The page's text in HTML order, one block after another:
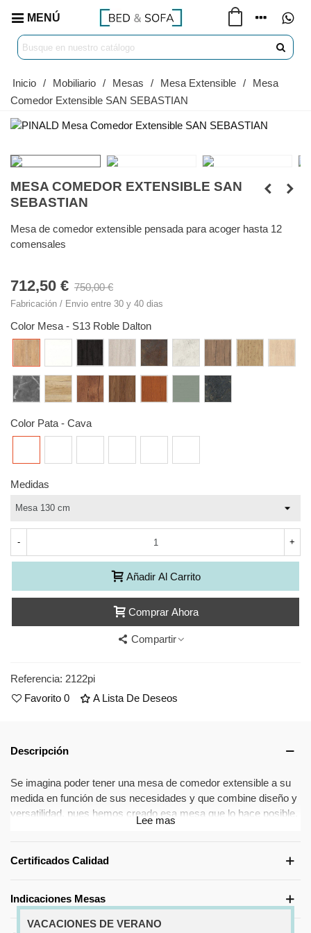
MENÚ
Inicio / Mobiliario / Mesas / Mesa Extensible /
Mesa
Comedor Extensible SAN SEBASTIAN
MESA COMEDOR EXTENSIBLE SAN
SEBASTIAN
Mesa de comedor extensible pensada para acoger hasta 12
comensales
712,50 € 750,00 €
Fabricación / Envio entre 30 y 40 dias
Color Mesa - S13 Roble Dalton
Roble
Dalton poro
azabacheNatural
S51
Oxido
S41
Blanco
piedra
S42
Olmo
sabi
S43
Roble
S39
Gris
S26
Roble
S30
Wild
S19
S53
Piedra
Color Pata - Cava
Medidas
- +
Añadir Al Carrito
Comprar Ahora
Compartir
Referencia: 2122pi
Favorito 0 A Lista De Deseos
Descripción
Se imagina poder tener una mesa de comedor extensible a su
medida en función de sus necesidades y que combine diseño y
versatilidad, pues hemos creado esa mesa que lo hace posible,
verdadero mueble inteligente multifuncional.
comedor de hasta 250 cm de largo (mesa de 160 cm)
El principio es muy sencillo: La mesa incorpora 2 extensiones
Lee mas
Certificados Calidad
Indicaciones Mesas
VACACIONES DE VERANO